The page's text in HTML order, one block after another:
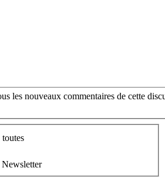
les nouveaux commentaires de cette
toutes